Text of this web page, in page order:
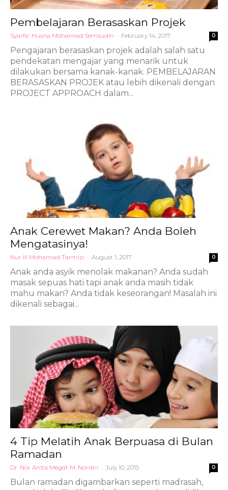
Pembelajaran Berasaskan Projek
Syarfa' Husna Mohamad Semsudin - February 14, 2017 0
Pengajaran berasaskan projek adalah salah satu
pendekatan mengajar yang menarik untuk
dilakukan bersama kanak-kanak. PEMBELAJARAN
BERASASKAN PROJEK atau lebih dikenali dengan
PROJECT APPROACH dalam...
Anak Cerewet Makan? Anda Boleh
Mengatasinya!
Nur Ili Mohamad Tarmizi - August 1, 2017 0
Anak anda asyik menolak makanan? Anda sudah
masak sepuas hati tapi anak anda masih tidak
mahu makan? Anda tidak keseorangan! Masalah ini
dikenali sebagai...
4 Tip Melatih Anak Berpuasa di Bulan
Ramadan
Dr. Nor Anita Megat M. Nordin - July 10, 2015 0
Bulan ramadan digambarkan seperti madrasah,